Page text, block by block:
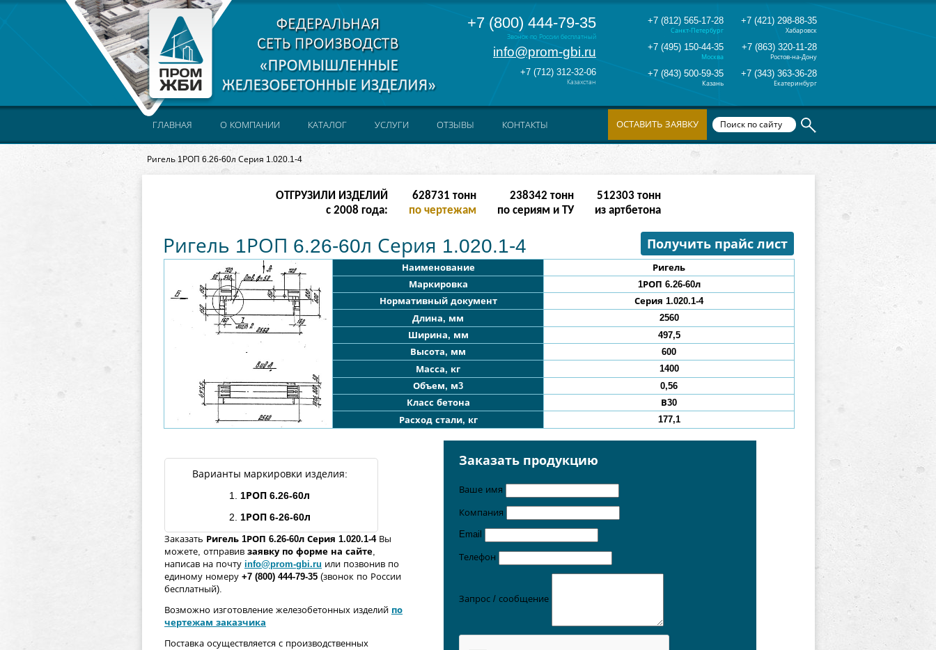
+7 (800) 444-79-35
Звонок по России бесплатный
info@prom-gbi.ru
+7 (712) 312-32-06
Казахстан
+7 (812) 565-17-28
Санкт-Петербург
+7 (421) 298-88-35
Хабаровск
+7 (495) 150-44-35
Москва
+7 (863) 320-11-28
Ростов-на-Дону
+7 (843) 500-59-35
Казань
+7 (343) 363-36-28
Екатеринбург
Ригель 1РОП 6.26-60л Серия 1.020.1-4
ГЛАВНАЯ О КОМПАНИИ КАТАЛОГ УСЛУГИ ОТЗЫВЫ КОНТАКТЫ ОСТАВИТЬ ЗАЯВКУ
ОТГРУЗИЛИ ИЗДЕЛИЙ
с 2008 года:
628731 тонн
по чертежам
238342 тонн
по сериям и ТУ
512303тонн
из артбетона
Получить прайс лист
Ригель 1РОП 6.26-60л Серия 1.020.1-4
Наименование
Ригель
Маркировка
1РОП 6.26-60л
Нормативный документ
Серия 1.020.1-4
Длина, мм
2560
Ширина, мм
497,5
Высота, мм
600
Масса, кг
1400
Объем, м3
0,56
Класс бетона
В30
Расход стали, кг
177,1
Варианты маркировки изделия:
1. 1РОП 6.26-60л
2.
1РОП 6-26-60л
Заказать Ригель 1РОП 6.26-60л Серия 1.020.1-4 Вы
можете, отправив заявку по форме на сайте,
написав на почту info@prom-gbi.ru или позвонив по
единому номеру +7 (800) 444-79-35 (звонок по России
бесплатный).
Возможно изготовление железобетонных изделий по
чертежам заказчика
Поставка осуществляется с производственных
Заказать продукцию
Ваше имя
Компания
Email
Телефон
Запрос / сообщение